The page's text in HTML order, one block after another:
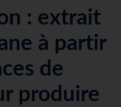
: extrait
à partir
de
produire